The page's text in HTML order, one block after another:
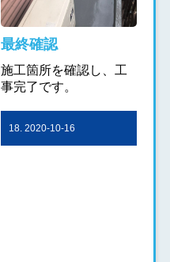
最終確認
施工箇所を確認し、工
事完了です。
18. 2020-10-16